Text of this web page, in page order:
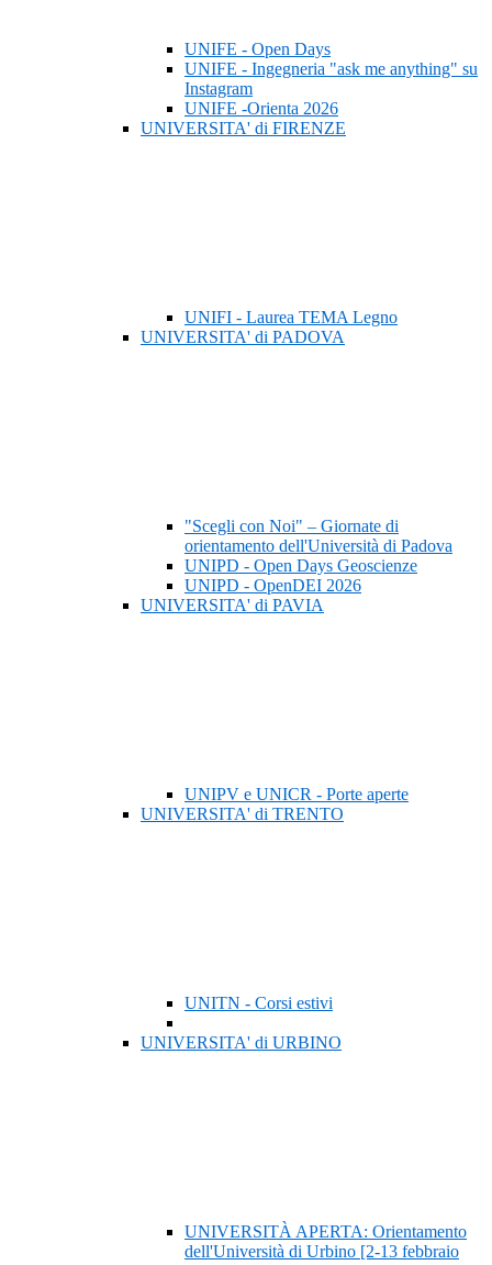
UNIFE - Open Days
UNIFE - Ingegneria "ask me anything" su
Instagram
UNIFE -Orienta 2026
UNIVERSITA' di FIRENZE
UNIFI - Laurea TEMA Legno
UNIVERSITA' di PADOVA
"Scegli con Noi" – Giornate di
orientamento dell'Università di Padova
UNIPD - Open Days Geoscienze
UNIPD - OpenDEI 2026
UNIVERSITA' di PAVIA
UNIPV e UNICR - Porte aperte
UNIVERSITA' di TRENTO
UNITN - Corsi estivi
UNIVERSITA' di URBINO
UNIVERSITÀ APERTA: Orientamento
dell'Università di Urbino [2-13 febbraio